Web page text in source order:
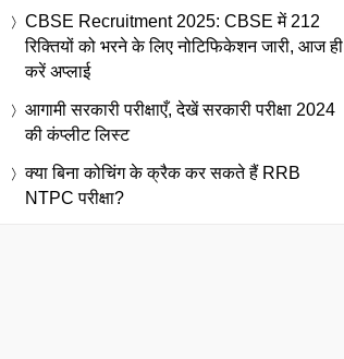
CBSE Recruitment 2025: CBSE में 212
रिक्तियों को भरने के लिए नोटिफिकेशन जारी, आज ही
करें अप्लाई
आगामी सरकारी परीक्षाएँ, देखें सरकारी परीक्षा 2024
की कंप्लीट लिस्ट
क्या बिना कोचिंग के क्रैक कर सकते हैं RRB
NTPC परीक्षा?